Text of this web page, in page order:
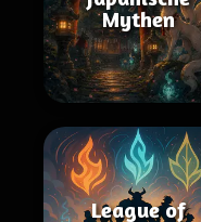
Mythen
League of